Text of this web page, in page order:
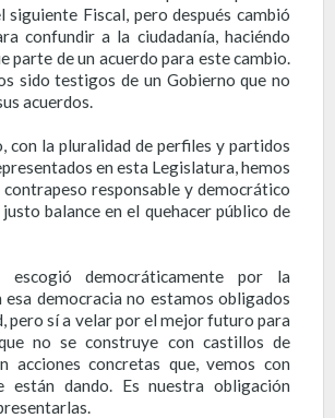
siguiente Fiscal, pero después cambió
confundir a la ciudadanía, haciéndo
parte de un acuerdo para este cambio.
sido testigos de un Gobierno que no
acuerdos.
con la pluralidad de perfiles y partidos
en esta Legislatura, hemos
contrapeso responsable y democrático
balance en el quehacer público de
escogió democráticamente por la
esa democracia no estamos obligados
pero sí a velar por el mejor futuro para
no se construye con castillos de
acciones concretas que, vemos con
están dando. Es nuestra obligación